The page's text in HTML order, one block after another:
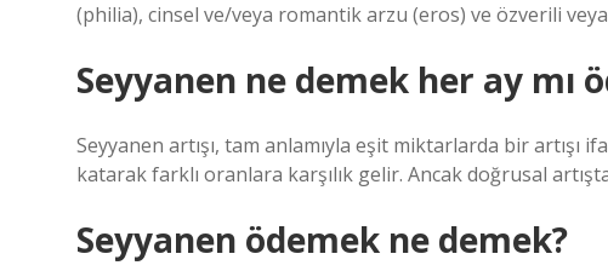
(philia), cinsel ve/veya romantik arzu (eros) ve özverili
Seyyanen ne demek her ay mı
Seyyanen artışı, tam anlamıyla eşit miktarlarda bir artışı
katarak farklı oranlara karşılık gelir. Ancak doğrusal
Seyyanen ödemek ne demek?